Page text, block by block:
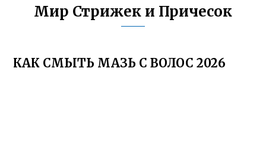
Мир Стрижек и Причесок
КАК СМЫТЬ МАЗЬ С ВОЛОС 2026